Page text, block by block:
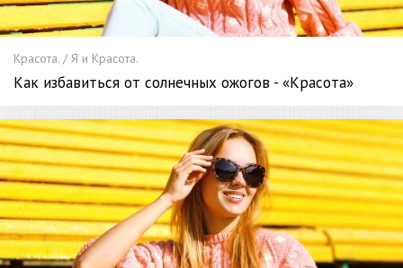
Красота. / Я и Красота.
Как избавиться от солнечных ожогов - «Красота»